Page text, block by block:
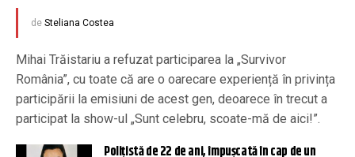
de Steliana Costea
Mihai Trăistariu a refuzat participarea la „Survivor
România”, cu toate că are o oarecare experiență în privința
participării la emisiuni de acest gen, deoarece în trecut a
participat la show-ul „Sunt celebru, scoate-mă de aici!”.
Polițistă de 22 de ani, împușcată în cap de un